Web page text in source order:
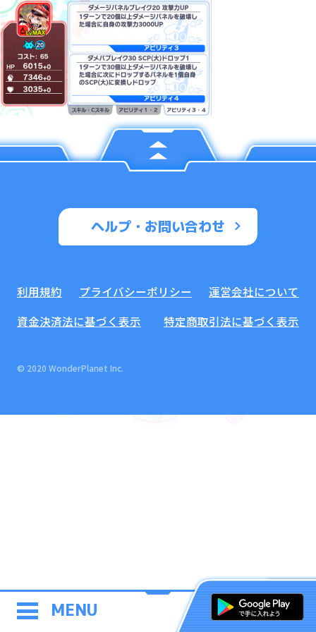
MENU
ヘルプ・お問い合わせ
利用規約 プライバシーポリシー
運営会社について
資金決済法に基づく表示
特定商取引法に基づく表示
© 2020 WonderPlanet Inc.